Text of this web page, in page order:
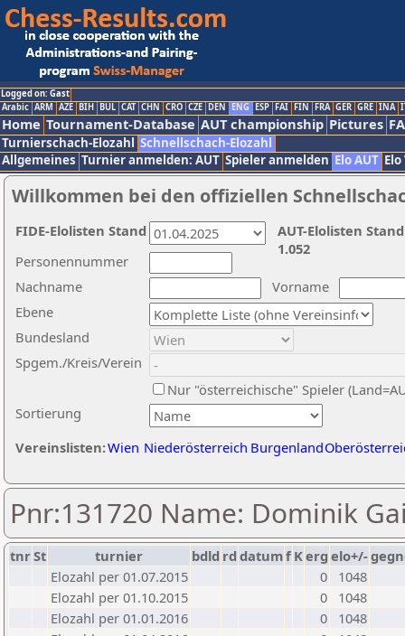
Logged on: Gast
Arabic ARM AZE BIH BUL CAT CHN CRO CZE DEN ENG ESP FAI FIN FRA GER GRE INA
Home Tournament-Database AUT championship Pictures
Turnierschach-Elozahl Schnellschach-Elozahl
Allgemeines Turnier anmelden: AUT Spieler anmelden Elo AUT
Willkommen bei den offiziellen
Nachname
Vorname
Ebene
Sortierung
Personennummer
Bundesland
Spgem./Kreis/Verein
Nur "österreichische" Spieler
Vereinslisten:Wien Niederösterreich Burgenland
AUT-Elolisten
1.052
FIDE-Elolisten Stand
Pnr:131720 Name: Dominik
tnrSt turnier bdld rd datumf Kerg elo+/-
Elozahl per 01.07.2015
0
1048
Elozahl per 01.10.2015
0
1048
Elozahl per 01.01.2016
0
1048